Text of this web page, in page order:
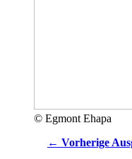
© Egmont Ehapa
← Vorherige